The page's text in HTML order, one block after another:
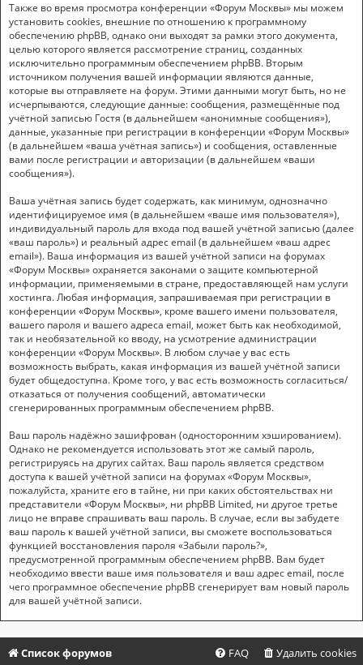
Также во время просмотра конференции «Форум Москвы» мы можем
установить cookies, внешние по отношению к программному
обеспечению phpBB, однако они выходят за рамки этого документа,
целью которого является рассмотрение страниц, созданных
исключительно программным обеспечением phpBB. Вторым
источником получения вашей информации являются данные,
которые вы отправляете на форум. Этими данными могут быть, но не
исчерпываются, следующие данные: сообщения, размещённые под
учётной записью Гостя (в дальнейшем «анонимные сообщения»),
данные, указанные при регистрации в конференции «Форум Москвы»
(в дальнейшем «ваша учётная запись») и сообщения, оставленные
вами после регистрации и авторизации (в дальнейшем «ваши
сообщения»).
Ваша учётная запись будет содержать, как минимум, однозначно
идентифицируемое имя (в дальнейшем «ваше имя пользователя»),
индивидуальный пароль для входа под вашей учётной записью (далее
«ваш пароль») и реальный адрес email (в дальнейшем «ваш адрес
email»). Ваша информация из вашей учётной записи на форумах
«Форум Москвы» охраняется законами о защите компьютерной
информации, применяемыми в стране, предоставляющей нам услуги
хостинга. Любая информация, запрашиваемая при регистрации в
конференции «Форум Москвы», кроме вашего имени пользователя,
вашего пароля и вашего адреса email, может быть как необходимой,
так и необязательной ко вводу, на усмотрение администрации
конференции «Форум Москвы». В любом случае у вас есть
возможность выбрать, какая информация из вашей учётной записи
будет общедоступна. Кроме того, у вас есть возможность согласиться/
отказаться от получения сообщений, автоматически
сгенерированных программным обеспечением phpBB.
Ваш пароль надёжно зашифрован (односторонним хэшированием).
Однако не рекомендуется использовать этот же самый пароль,
регистрируясь на других сайтах. Ваш пароль является средством
доступа к вашей учётной записи на форумах «Форум Москвы»,
пожалуйста, храните его в тайне, ни при каких обстоятельствах ни
представители «Форум Москвы», ни phpBB Limited, ни другое третье
лицо не вправе спрашивать ваш пароль. В случае, если вы забудете
ваш пароль к вашей учётной записи, вы сможете воспользоваться
функцией восстановления пароля «Забыли пароль?»,
предусмотренной программным обеспечением phpBB. Вам будет
необходимо ввести ваше имя пользователя и ваш адрес email, после
чего программное обеспечение phpBB сгенерирует вам новый пароль
для вашей учётной записи.
Список форумов Удалить cookies
FAQ